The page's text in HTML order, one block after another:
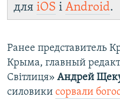
для iOS і Android.
Ранее представитель
Крыма, главный
Світлиця» Андрей
силовики сорвали